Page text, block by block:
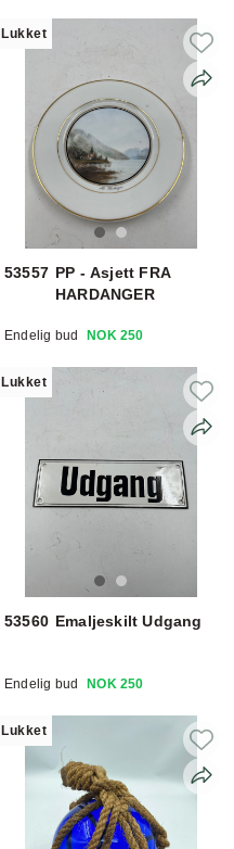
Lukket
53557 PP - Asjett FRA
HARDANGER
Endelig bud NOK 250
Lukket
53560 Emaljeskilt Udgang
Endelig bud NOK 250
Lukket